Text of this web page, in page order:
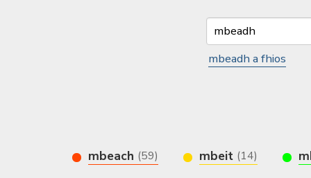
mbeadh a fhios
mbeach (59) mbeit (14)